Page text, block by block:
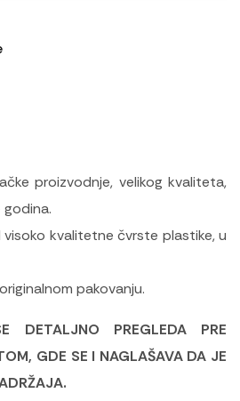
proizvodnje, velikog kvaliteta,
kvalitetne čvrste plastike, u
pakovanju.
DETALJNO PREGLEDA PRE
GDE SE I NAGLAŠAVA DA JE